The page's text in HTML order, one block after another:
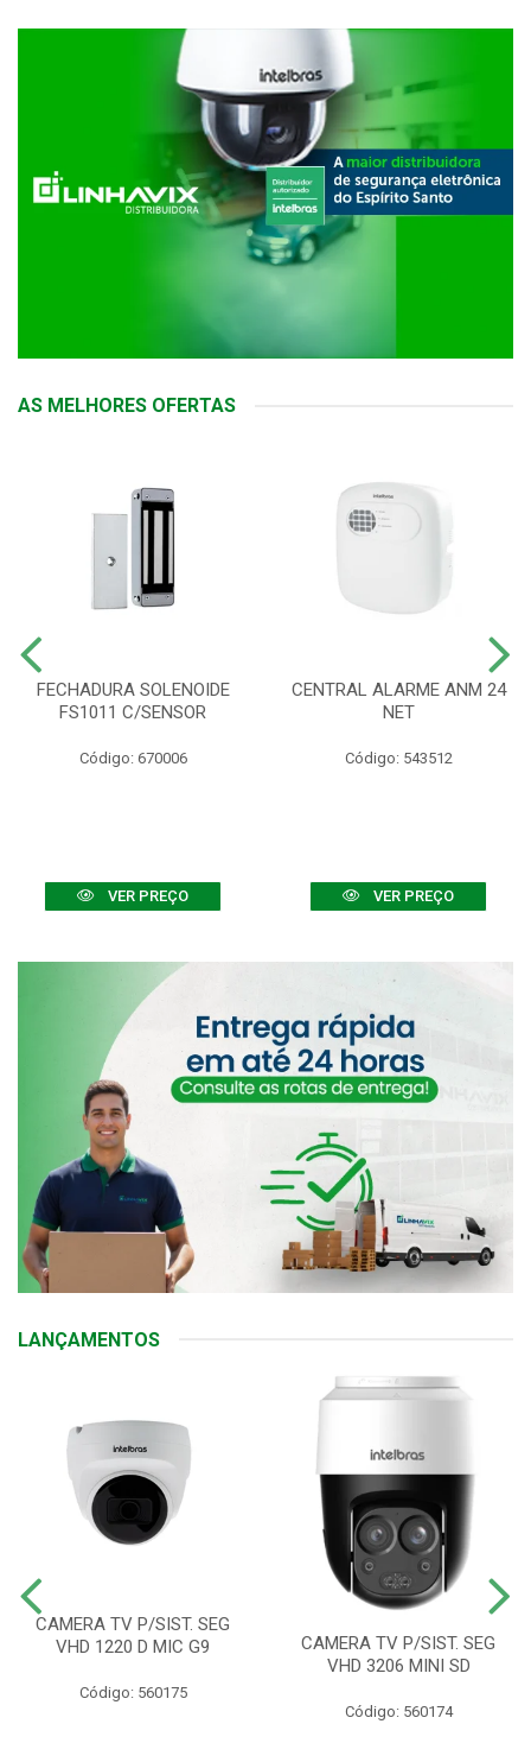
AS MELHORES OFERTAS
FECHADURA SOLENOIDE
FS1011 C/SENSOR
Código: 670006
VER PREÇO
CENTRAL ALARME ANM 24
NET
Código: 543512
VER PREÇO
LANÇAMENTOS
CAMERA TV P/SIST. SEG
VHD 1220 D MIC G9
Código: 560175
CAMERA TV P/SIST. SEG
VHD 3206 MINI SD
Código: 560174